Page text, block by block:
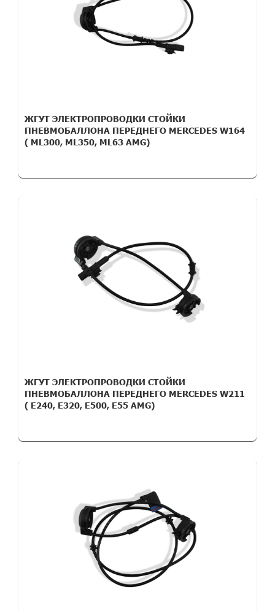
ЖГУТ ЭЛЕКТРОПРОВОДКИ СТОЙКИ
ПНЕВМОБАЛЛОНА ПЕРЕДНЕГО MERCEDES W164
( ML300, ML350, ML63 AMG)
ЖГУТ ЭЛЕКТРОПРОВОДКИ СТОЙКИ
ПНЕВМОБАЛЛОНА ПЕРЕДНЕГО MERCEDES W211
( E240, E320, E500, E55 AMG)